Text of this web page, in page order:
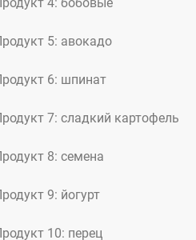
5: авокадо
6: шпинат
7: сладкий картофель
8: семена
9: йогурт
10: перец